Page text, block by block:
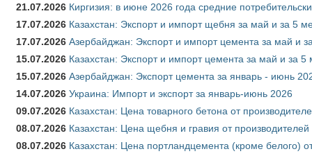
21.07.2026 Киргизия: в июне 2026 года средние
17.07.2026 Казахстан: Экспорт и импорт щебня за май и за 5
17.07.2026 Азербайджан: Экспорт и импорт цемента за май и
15.07.2026 Казахстан: Экспорт и импорт цемента за май и за
15.07.2026 Азербайджан: Экспорт цемента за январь - июнь
14.07.2026 Украина: Импорт и экспорт за январь-июнь 2026
09.07.2026 Казахстан: Цена товарного бетона от
08.07.2026 Казахстан: Цена щебня и гравия от
08.07.2026 Казахстан: Цена портландцемента (кроме белого)